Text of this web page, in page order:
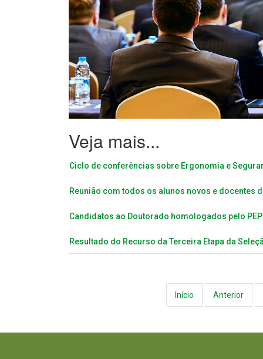
Ciclo de conferências sobre Ergonomia e
Reunião com todos os alunos novos e docentes
Candidatos ao Doutorado homologados pelo PEP
Resultado do Recurso da Terceira Etapa da
Início Anterior